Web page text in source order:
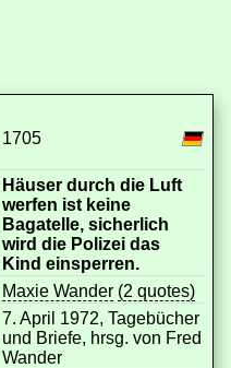
1705
Häuser durch die Luft
werfen ist keine
Bagatelle, sicherlich
wird die Polizei das
Kind einsperren.
Maxie Wander (2 quotes)
7. April 1972, Tagebücher
und Briefe, hrsg. von Fred
Wander